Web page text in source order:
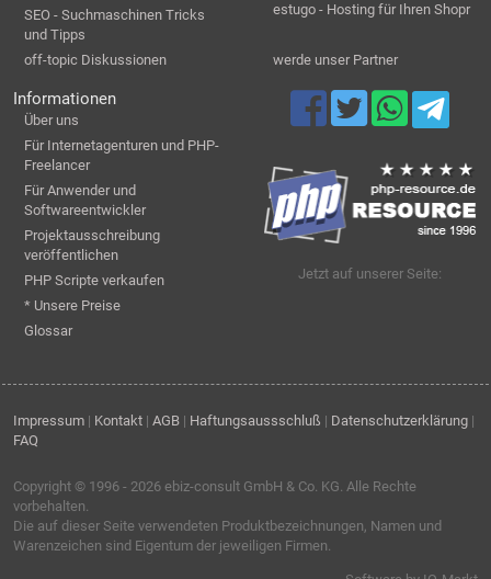
SEO - Suchmaschinen Tricks
und Tipps
off-topic Diskussionen
estugo - Hosting für Ihren Shopr
werde unser Partner
Informationen
Über uns
Für Internetagenturen und PHP-
Freelancer
Für Anwender und
Softwareentwickler
Projektausschreibung
veröffentlichen
PHP Scripte verkaufen
* Unsere Preise
Glossar
Jetzt auf unserer Seite:
Impressum | Kontakt | AGB | Haftungsaussschluß | Datenschutzerklärung |
FAQ
Copyright © 1996 - 2026 ebiz-consult GmbH & Co. KG. Alle Rechte
vorbehalten.
Die auf dieser Seite verwendeten Produktbezeichnungen, Namen und
Warenzeichen sind Eigentum der jeweiligen Firmen.